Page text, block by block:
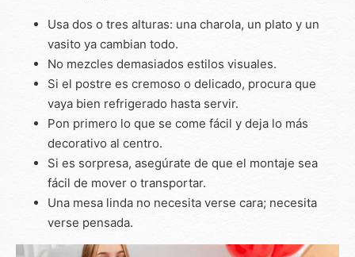
Usa dos o tres alturas: una charola, un plato y un
vasito ya cambian todo.
No mezcles demasiados estilos visuales.
Si el postre es cremoso o delicado, procura que
vaya bien refrigerado hasta servir.
Pon primero lo que se come fácil y deja lo más
decorativo al centro.
Si es sorpresa, asegúrate de que el montaje sea
fácil de mover o transportar.
Una mesa linda no necesita verse cara; necesita
verse pensada.